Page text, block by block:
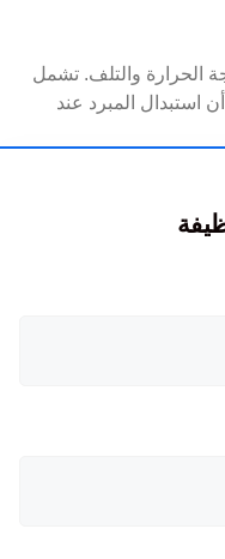
الحرارة والتلف. تشمل
استبدال المبرد عند